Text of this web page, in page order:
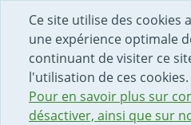
Ce site utilise des cookies
une expérience optimale
continuant de visiter ce
l'utilisation de ces cookies.
Pour en savoir plus sur
désactiver, ainsi que sur
DÉBUT DU CONTENU
ACCÈS AU CHAMP DE
PAGE D'ACCUEIL
FORMULAIRE DE